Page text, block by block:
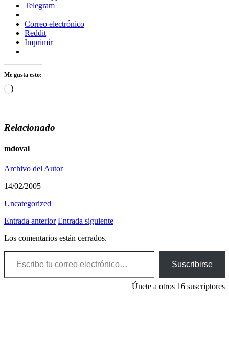
Telegram
Correo electrónico
Reddit
Imprimir
Me gusta esto:
Cargando...
Relacionado
mdoval
Archivo del Autor
14/02/2005
Uncategorized
Entrada anterior Entrada siguiente
Los comentarios están cerrados.
Escribe tu correo electrónico…
Suscribirse
Únete a otros 16 suscriptores